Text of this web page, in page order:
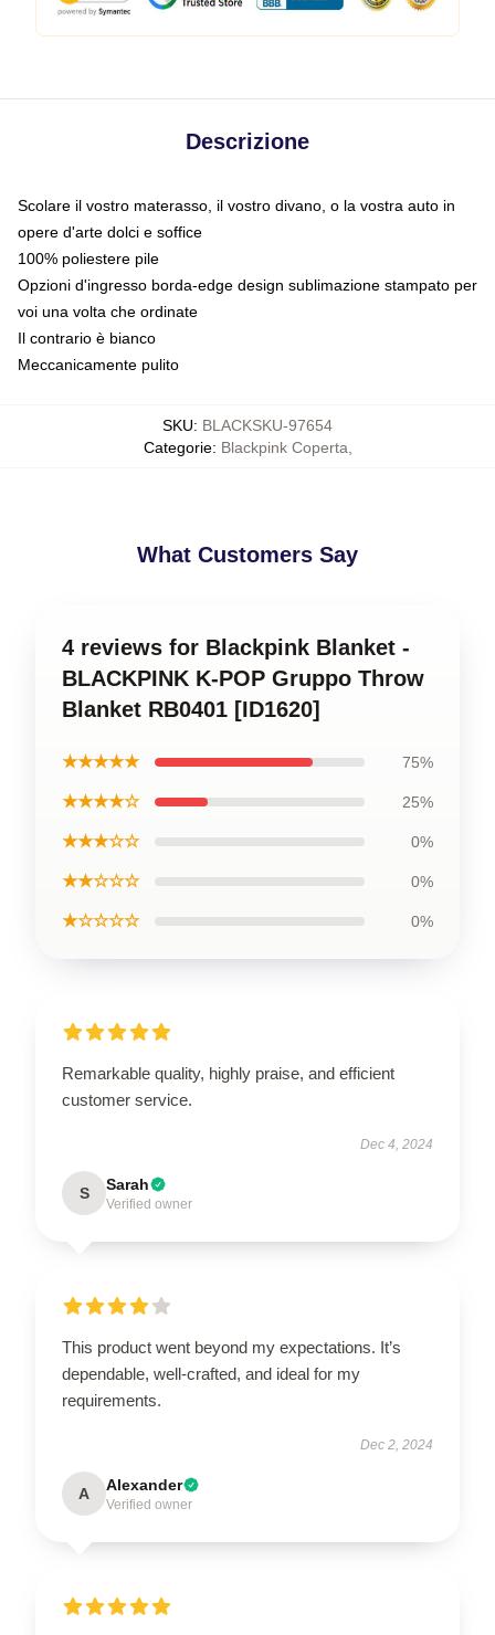
Descrizione
Scolare il vostro materasso, il vostro divano, o la vostra auto in
opere d'arte dolci e soffice
100% poliestere pile
Opzioni d'ingresso borda-edge design sublimazione stampato per
voi una volta che ordinate
Il contrario è bianco
Meccanicamente pulito
SKU: BLACKSKU-97654
Categorie: Blackpink Coperta
What Customers Say
4 reviews for Blackpink Blanket -
BLACKPINK K-POP Gruppo Throw
Blanket RB0401 [ID1620]
★★★★★ 75%
★★★★☆ 25%
★★★☆☆ 0%
★★☆☆☆ 0%
★☆☆☆☆ 0%
Remarkable quality, highly praise, and efficient
customer service.
Dec 4, 2024
S Sarah
Verified owner
This product went beyond my expectations. It’s
dependable, well-crafted, and ideal for my
requirements.
Dec 2, 2024
A Alexander
Verified owner